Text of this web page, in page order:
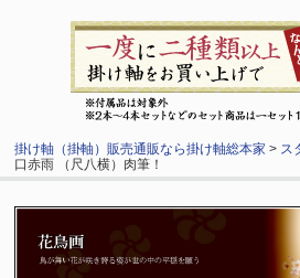
掛け軸（掛軸）販売通販なら掛け軸総本家 > ス
口赤雨 （尺八横）肉筆！